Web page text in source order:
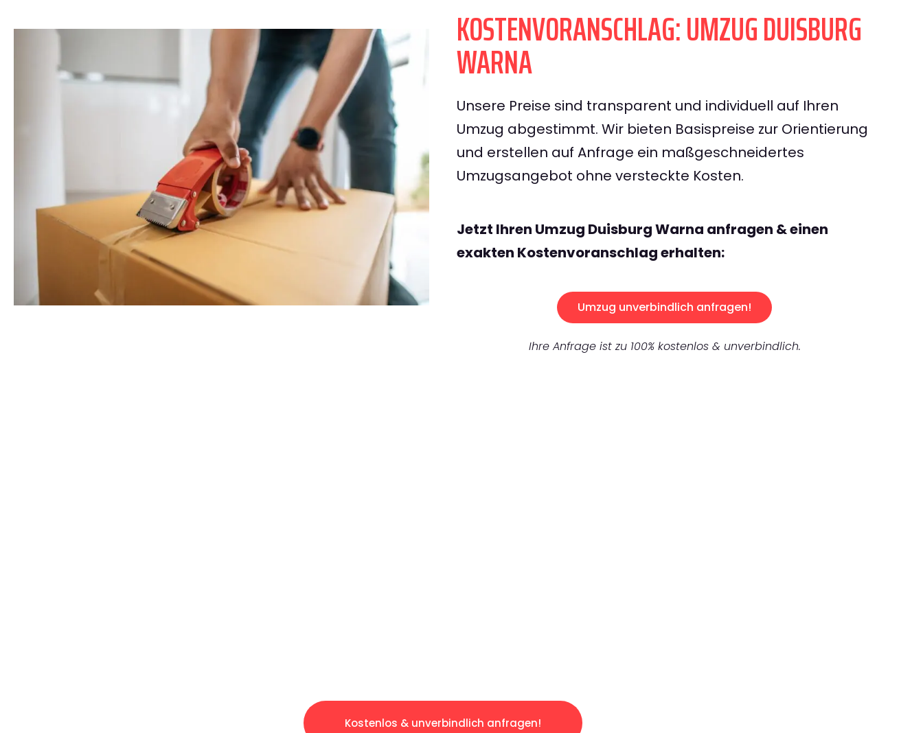
KOSTENVORANSCHLAG: UMZUG DUISBURG
WARNA
Unsere Preise sind transparent und individuell auf Ihren
Umzug abgestimmt. Wir bieten Basispreise zur Orientierung
und erstellen auf Anfrage ein maßgeschneidertes
Umzugsangebot ohne versteckte Kosten.
Jetzt Ihren Umzug Duisburg Warna anfragen & einen
exakten Kostenvoranschlag erhalten:
Umzug unverbindlich anfragen!
Ihre Anfrage ist zu 100% kostenlos & unverbindlich.
Kostenlos & unverbindlich anfragen!